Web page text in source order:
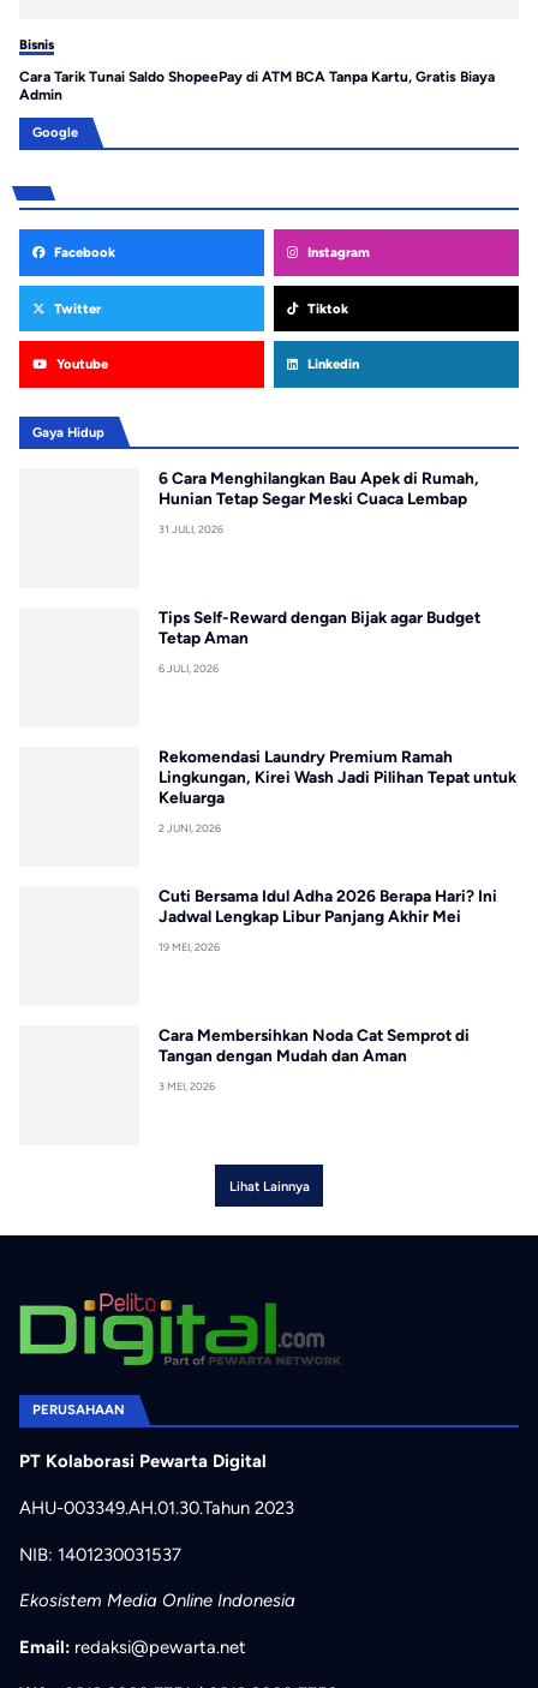
Bisnis
Cara Tarik Tunai Saldo ShopeePay di ATM BCA Tanpa Kartu, Gratis Biaya
Admin
Google
Facebook Instagram
Twitter Tiktok
Youtube Linkedin
Gaya Hidup
6 Cara Menghilangkan Bau Apek di Rumah,
Hunian Tetap Segar Meski Cuaca Lembap
31 JULI, 2026
Tips Self-Reward dengan Bijak agar Budget
Tetap Aman
6 JULI, 2026
Rekomendasi Laundry Premium Ramah
Lingkungan, Kirei Wash Jadi Pilihan Tepat untuk
Keluarga
2 JUNI, 2026
Cuti Bersama Idul Adha 2026 Berapa Hari? Ini
Jadwal Lengkap Libur Panjang Akhir Mei
19 MEI, 2026
Cara Membersihkan Noda Cat Semprot di
Tangan dengan Mudah dan Aman
3 MEI, 2026
Lihat Lainnya
PERUSAHAAN
PT Kolaborasi Pewarta Digital
AHU-003349.AH.01.30.Tahun 2023
NIB: 1401230031537
Ekosistem Media Online Indonesia
Email: redaksi@pewarta.net